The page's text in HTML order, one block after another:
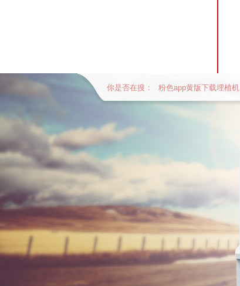
你是否在搜： 粉色app黄版下载埋植机
全自动贴辅料流水线体